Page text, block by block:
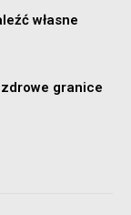
własne
granice